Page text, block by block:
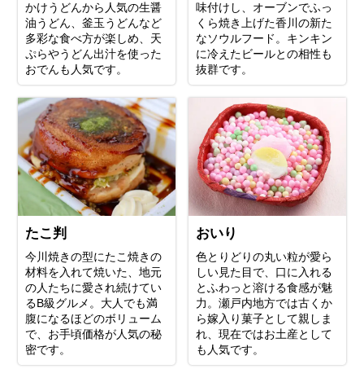
かけうどんから人気の生醤
油うどん、釜玉うどんなど
多彩な食べ方が楽しめ、天
ぷらやうどん出汁を使った
おでんも人気です。
味付けし、オーブンでふっ
くら焼き上げた香川の新た
なソウルフード。キンキン
に冷えたビールとの相性も
抜群です。
たこ判
今川焼きの型にたこ焼きの
材料を入れて焼いた、地元
の人たちに愛され続けてい
るB級グルメ。大人でも満
腹になるほどのボリューム
で、お手頃価格が人気の秘
密です。
おいり
色とりどりの丸い粒が愛ら
しい見た目で、口に入れる
とふわっと溶ける食感が魅
力。瀬戸内地方では古くか
ら嫁入り菓子として親しま
れ、現在ではお土産として
も人気です。